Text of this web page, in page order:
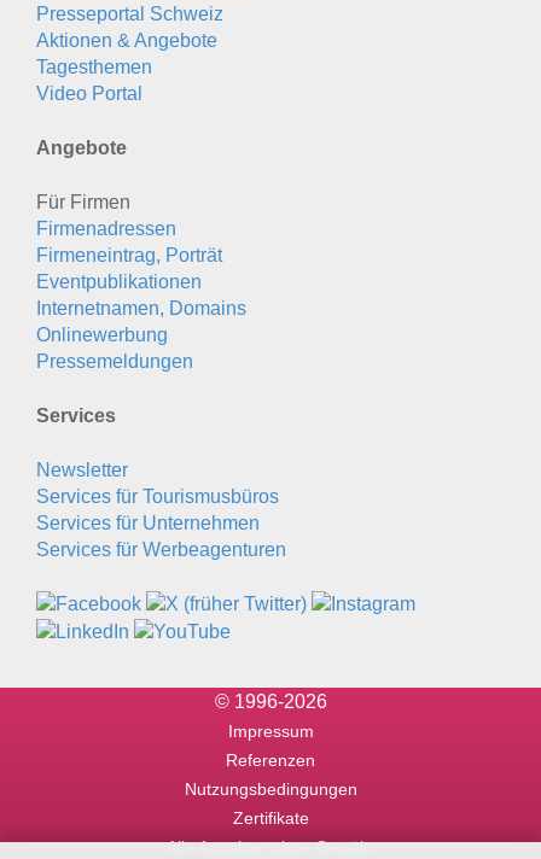
Presseportal Schweiz
Aktionen & Angebote
Tagesthemen
Video Portal
Angebote
Für Firmen
Firmenadressen
Firmeneintrag, Porträt
Eventpublikationen
Internetnamen, Domains
Onlinewerbung
Pressemeldungen
Services
Newsletter
Services für Tourismusbüros
Services für Unternehmen
Services für Werbeagenturen
© 1996-2026
Impressum
Referenzen
Nutzungsbedingungen
Zertifikate
Alle Angaben ohne Gewähr